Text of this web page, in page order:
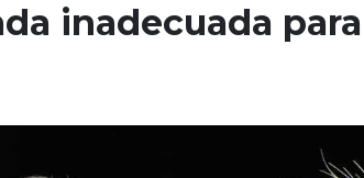
inadecuada